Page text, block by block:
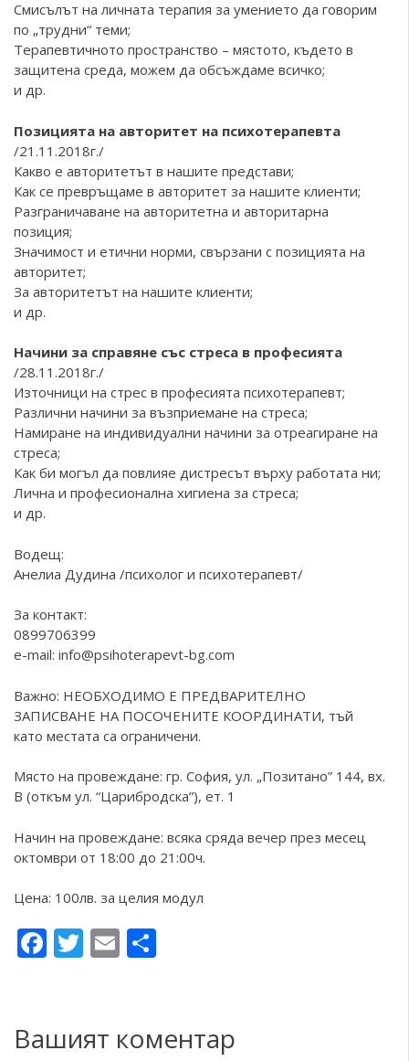
Смисълът на личната терапия за умението да говорим
по „трудни“ теми;
Терапевтичното пространство – мястото, където в
защитена среда, можем да обсъждаме всичко;
и др.
Позицията на авторитет на психотерапевта
/21.11.2018г./
Какво е авторитетът в нашите представи;
Как се превръщаме в авторитет за нашите клиенти;
Разграничаване на авторитетна и авторитарна
позиция;
Значимост и етични норми, свързани с позицията на
авторитет;
За авторитетът на нашите клиенти;
и др.
Начини за справяне със стреса в професията
/28.11.2018г./
Източници на стрес в професията психотерапевт;
Различни начини за възприемане на стреса;
Намиране на индивидуални начини за отреагиране на
стреса;
Как би могъл да повлияе дистресът върху работата ни;
Лична и професионална хигиена за стреса;
и др.
Водещ:
Анелиа Дудина /психолог и психотерапевт/
За контакт:
0899706399
e-mail: info@psihoterapevt-bg.com
Важно: НЕОБХОДИМО Е ПРЕДВАРИТЕЛНО
ЗАПИСВАНЕ НА ПОСОЧЕНИТЕ КООРДИНАТИ, тъй
като местата са ограничени.
Място на провеждане: гр. София, ул. „Позитано” 144, вх.
В (откъм ул. “Царибродска”), ет. 1
Начин на провеждане: всяка сряда вечер през месец
октомври от 18:00 до 21:00ч.
Цена: 100лв. за целия модул
Facebook
Twitter
Email
Вашият коментар